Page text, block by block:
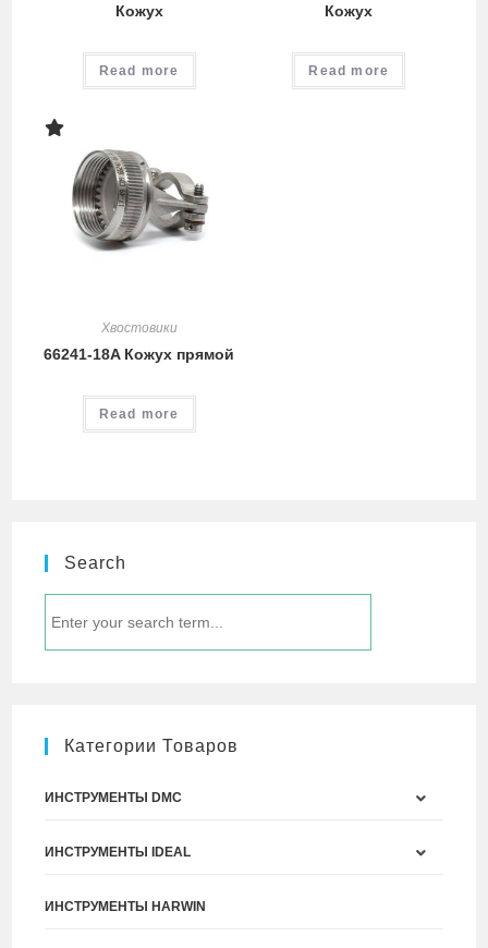
Кожух
Read more
Кожух
Read more
Хвостовики
66241-18A Кожух прямой
Read more
Search
Категории Товаров
ИНСТРУМЕНТЫ DMC
ИНСТРУМЕНТЫ IDEAL
ИНСТРУМЕНТЫ HARWIN